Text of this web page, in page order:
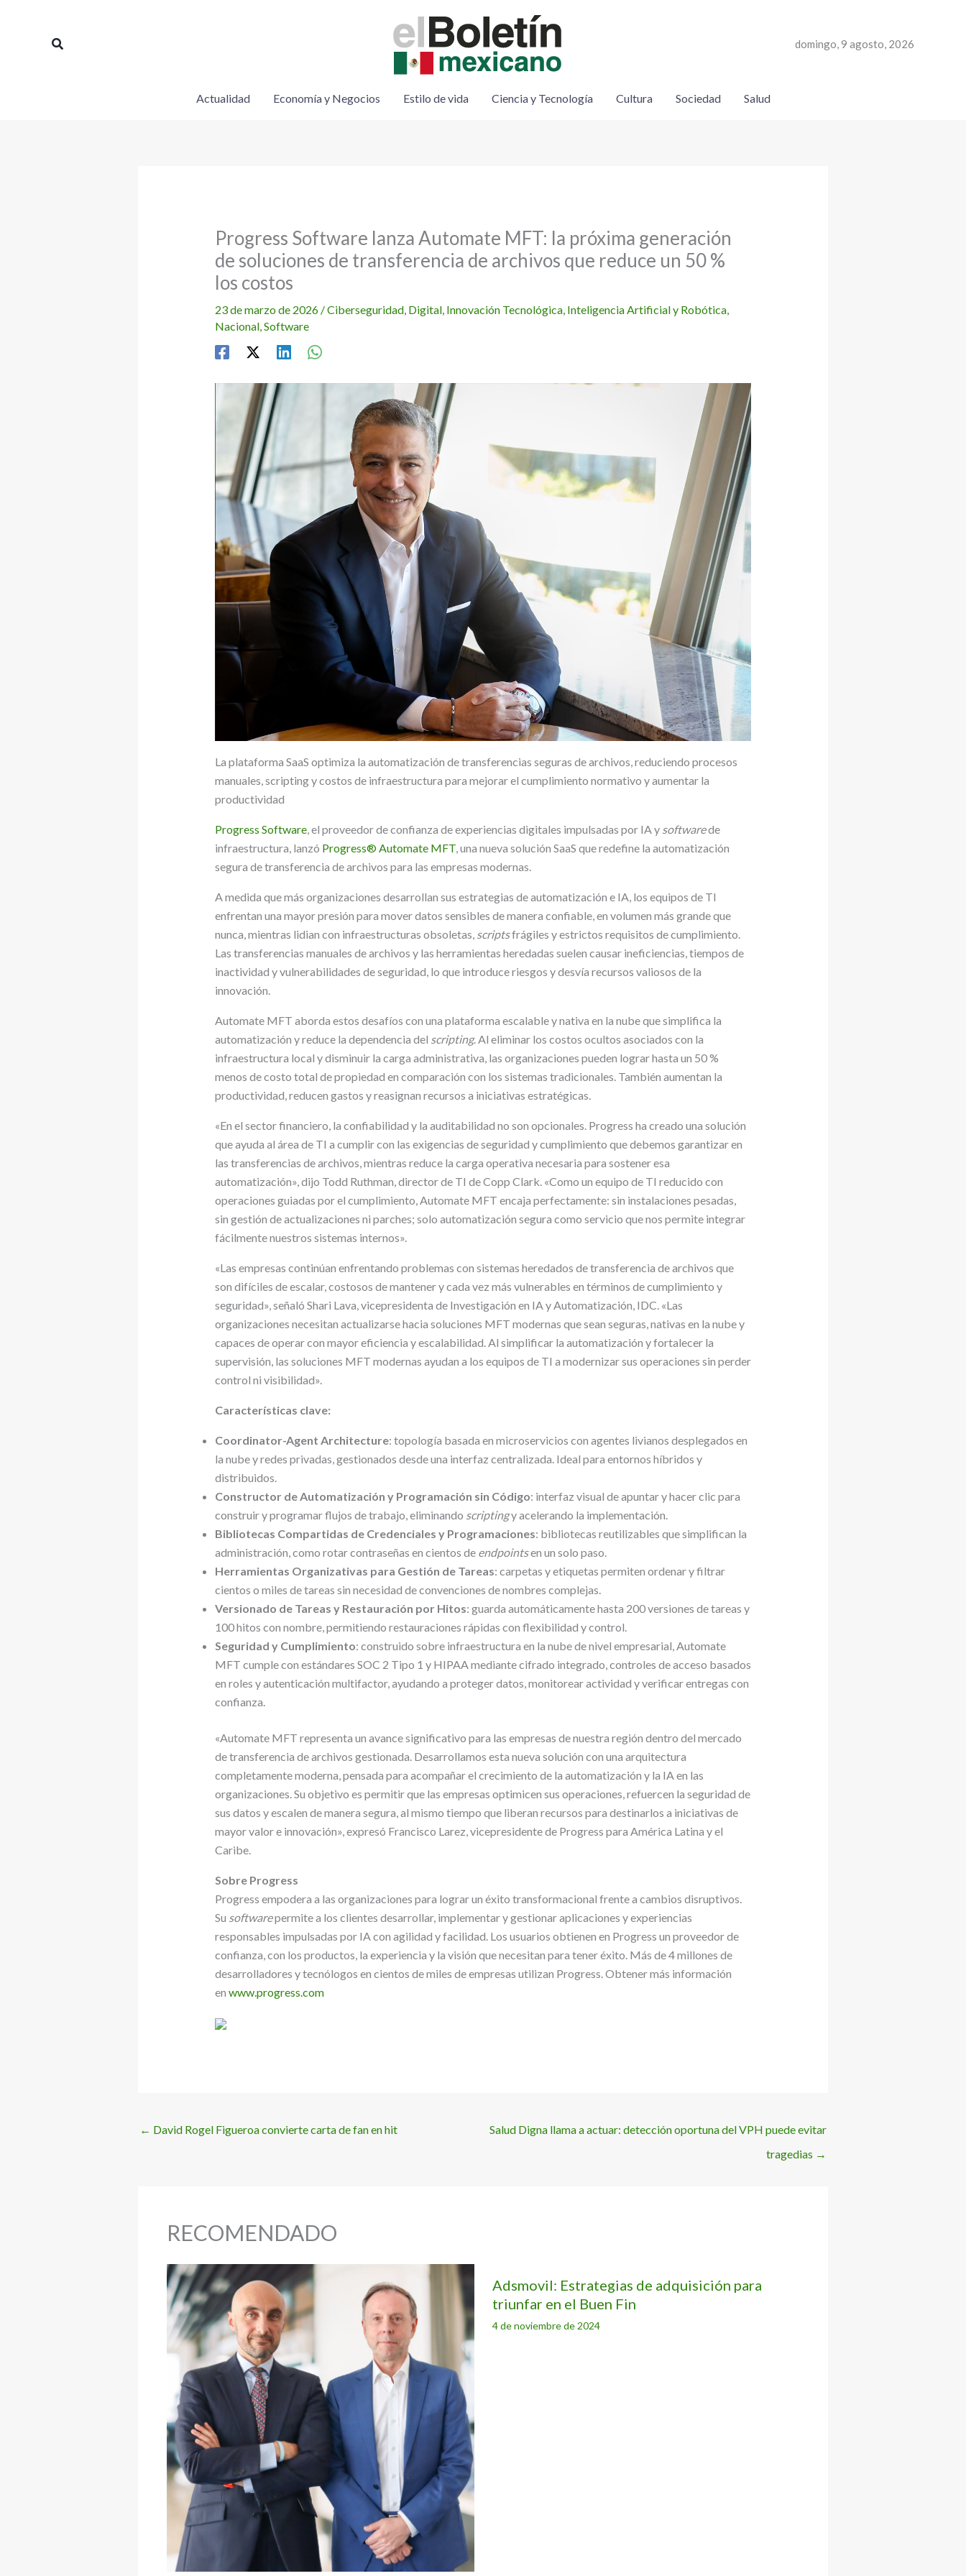
Buscar domingo, 9 agosto, 2026
Actualidad Economía y Negocios Estilo de vida Ciencia y Tecnología Cultura Sociedad Salud
Progress Software lanza Automate MFT: la próxima generación
de soluciones de transferencia de archivos que reduce un 50 %
los costos
23 de marzo de 2026 /Ciberseguridad, Digital, Innovación Tecnológica, Inteligencia Artificial y Robótica,
Nacional,Software
La plataforma SaaS optimiza la automatización de transferencias seguras de archivos, reduciendo procesos
manuales, scripting y costos de infraestructura para mejorar el cumplimiento normativo y aumentar la
productividad
Progress Software, el proveedor de confianza de experiencias digitales impulsadas por IA y softwarede
infraestructura, lanzó Progress® Automate MFT, una nueva solución SaaS que redefine la automatización
segura de transferencia de archivos para las empresas modernas.
A medida que más organizaciones desarrollan sus estrategias de automatización e IA, los equipos de TI
enfrentan una mayor presión para mover datos sensibles de manera confiable, en volumen más grande que
nunca, mientras lidian con infraestructuras obsoletas, scriptsfrágiles y estrictos requisitos de cumplimiento.
Las transferencias manuales de archivos y las herramientas heredadas suelen causar ineficiencias, tiempos de
inactividad y vulnerabilidades de seguridad, lo que introduce riesgos y desvía recursos valiosos de la
innovación.
Automate MFT aborda estos desafíos con una plataforma escalable y nativa en la nube que simplifica la
automatización y reduce la dependencia del scripting. Al eliminar los costos ocultos asociados con la
infraestructura local y disminuir la carga administrativa, las organizaciones pueden lograr hasta un 50 %
menos de costo total de propiedad en comparación con los sistemas tradicionales. También aumentan la
productividad, reducen gastos y reasignan recursos a iniciativas estratégicas.
«En el sector financiero, la confiabilidad y la auditabilidad no son opcionales. Progress ha creado una solución
que ayuda al área de TI a cumplir con las exigencias de seguridad y cumplimiento que debemos garantizar en
las transferencias de archivos, mientras reduce la carga operativa necesaria para sostener esa
automatización», dijo Todd Ruthman, director de TI de Copp Clark. «Como un equipo de TI reducido con
operaciones guiadas por el cumplimiento, Automate MFT encaja perfectamente: sin instalaciones pesadas,
sin gestión de actualizaciones ni parches; solo automatización segura como servicio que nos permite integrar
fácilmente nuestros sistemas internos».
«Las empresas continúan enfrentando problemas con sistemas heredados de transferencia de archivos que
son difíciles de escalar, costosos de mantener y cada vez más vulnerables en términos de cumplimiento y
seguridad», señaló Shari Lava, vicepresidenta de Investigación en IA y Automatización, IDC. «Las
organizaciones necesitan actualizarse hacia soluciones MFT modernas que sean seguras, nativas en la nube y
capaces de operar con mayor eficiencia y escalabilidad. Al simplificar la automatización y fortalecer la
supervisión, las soluciones MFT modernas ayudan a los equipos de TI a modernizar sus operaciones sin perder
control ni visibilidad».
Características clave:
Coordinator-Agent Architecture: topología basada en microservicios con agentes livianos desplegados en
la nube y redes privadas, gestionados desde una interfaz centralizada. Ideal para entornos híbridos y
distribuidos.
Constructor de Automatización y Programación sin Código: interfaz visual de apuntar y hacer clic para
construir y programar flujos de trabajo, eliminando scriptingy acelerando la implementación.
Bibliotecas Compartidas de Credenciales y Programaciones: bibliotecas reutilizables que simplifican la
administración, como rotar contraseñas en cientos de endpointsen un solo paso.
Herramientas Organizativas para Gestión de Tareas: carpetas y etiquetas permiten ordenar y filtrar
cientos o miles de tareas sin necesidad de convenciones de nombres complejas.
Versionado de Tareas y Restauración por Hitos: guarda automáticamente hasta 200 versiones de tareas y
100 hitos con nombre, permitiendo restauraciones rápidas con flexibilidad y control.
Seguridad y Cumplimiento: construido sobre infraestructura en la nube de nivel empresarial, Automate
MFT cumple con estándares SOC 2 Tipo 1 y HIPAA mediante cifrado integrado, controles de acceso basados
en roles y autenticación multifactor, ayudando a proteger datos, monitorear actividad y verificar entregas con
confianza.
«Automate MFT representa un avance significativo para las empresas de nuestra región dentro del mercado
de transferencia de archivos gestionada. Desarrollamos esta nueva solución con una arquitectura
completamente moderna, pensada para acompañar el crecimiento de la automatización y la IA en las
organizaciones. Su objetivo es permitir que las empresas optimicen sus operaciones, refuercen la seguridad de
sus datos y escalen de manera segura, al mismo tiempo que liberan recursos para destinarlos a iniciativas de
mayor valor e innovación», expresó Francisco Larez, vicepresidente de Progress para América Latina y el
Caribe.
Sobre Progress
Progress empodera a las organizaciones para lograr un éxito transformacional frente a cambios disruptivos.
Su softwarepermite a los clientes desarrollar, implementar y gestionar aplicaciones y experiencias
responsables impulsadas por IA con agilidad y facilidad. Los usuarios obtienen en Progress un proveedor de
confianza, con los productos, la experiencia y la visión que necesitan para tener éxito. Más de 4 millones de
desarrolladores y tecnólogos en cientos de miles de empresas utilizan Progress. Obtener más información
en www.progress.com
← David Rogel Figueroa convierte carta de fan en hit
Salud Digna llama a actuar: detección oportuna del VPH puede evitar
tragedias →
RECOMENDADO
Adsmovil: Estrategias de adquisición para
triunfar en el Buen Fin
4 de noviembre de 2024